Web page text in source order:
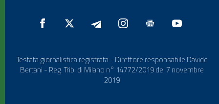
Testata giornalistica registrata - Direttore responsabile Davide
Bertani - Reg. Trib. di Milano n° 14772/2019 del 7 novembre
2019